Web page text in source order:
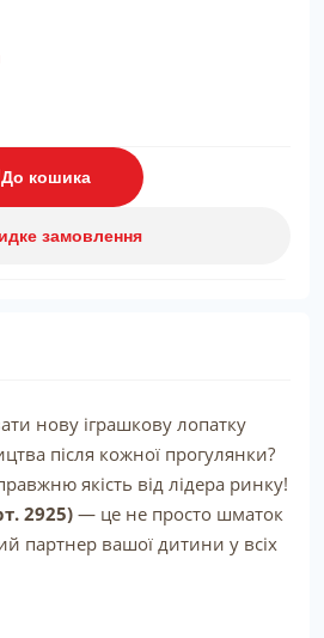
До кошика
замовлення
нову іграшкову лопатку
після кожної прогулянки?
якість від лідера ринку!
2925) — це не просто шматок
партнер вашої дитини у всіх